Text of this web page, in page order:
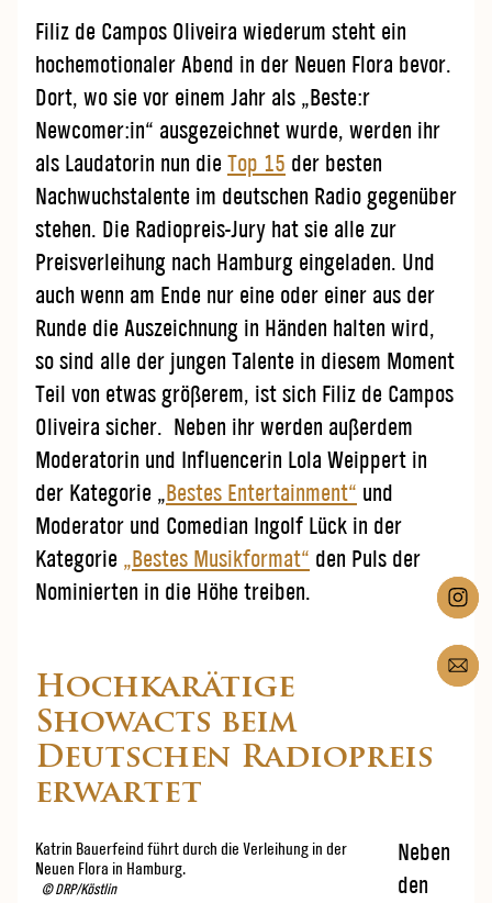
Filiz de Campos Oliveira wiederum steht ein
hochemotionaler Abend in der Neuen Flora bevor.
Dort, wo sie vor einem Jahr als „Beste:r
Newcomer:in“ ausgezeichnet wurde, werden ihr
als Laudatorin nun die Top 15 der besten
Nachwuchstalente im deutschen Radio gegenüber
stehen. Die Radiopreis-Jury hat sie alle zur
Preisverleihung nach Hamburg eingeladen. Und
auch wenn am Ende nur eine oder einer aus der
Runde die Auszeichnung in Händen halten wird,
so sind alle der jungen Talente in diesem Moment
Teil von etwas größerem, ist sich Filiz de Campos
Oliveira sicher. Neben ihr werden außerdem
Moderatorin und Influencerin Lola Weippert in
der Kategorie „Bestes Entertainment“ und
Moderator und Comedian Ingolf Lück in der
Kategorie „Bestes Musikformat“ den Puls der
Nominierten in die Höhe treiben.
Hochkarätige
Showacts beim
Deutschen Radiopreis
erwartet
Katrin Bauerfeind führt durch die Verleihung in der
Neuen Flora in Hamburg.
© DRP/Köstlin
Neben
den